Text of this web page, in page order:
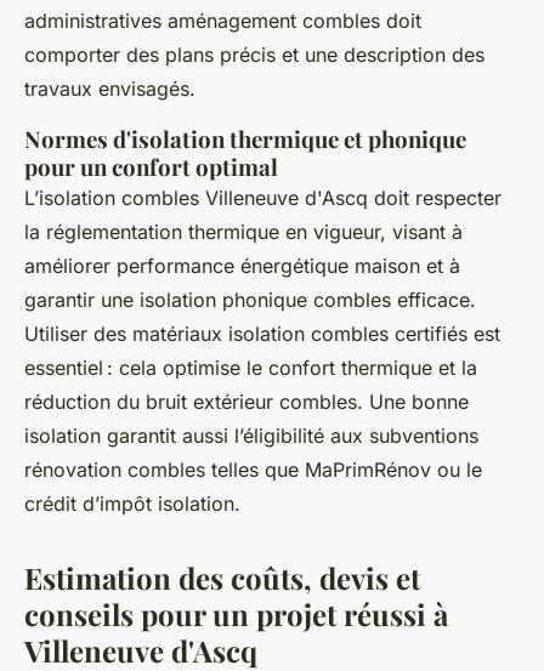
administratives aménagement combles doit
comporter des plans précis et une description des
travaux envisagés.
Normes d'isolation thermique et phonique
pour un confort optimal
L’isolation combles Villeneuve d'Ascq doit respecter
la réglementation thermique en vigueur, visant à
améliorer performance énergétique maison et à
garantir une isolation phonique combles efficace.
Utiliser des matériaux isolation combles certifiés est
essentiel : cela optimise le confort thermique et la
réduction du bruit extérieur combles. Une bonne
isolation garantit aussi l’éligibilité aux subventions
rénovation combles telles que MaPrimRénov ou le
crédit d’impôt isolation.
Estimation des coûts, devis et
conseils pour un projet réussi à
Villeneuve d'Ascq